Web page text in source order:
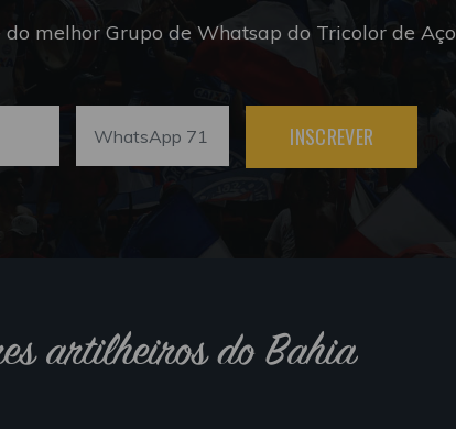
melhor Grupo de Whatsap do Tricolor de Aço
INSCREVER
artilheiros do Bahia